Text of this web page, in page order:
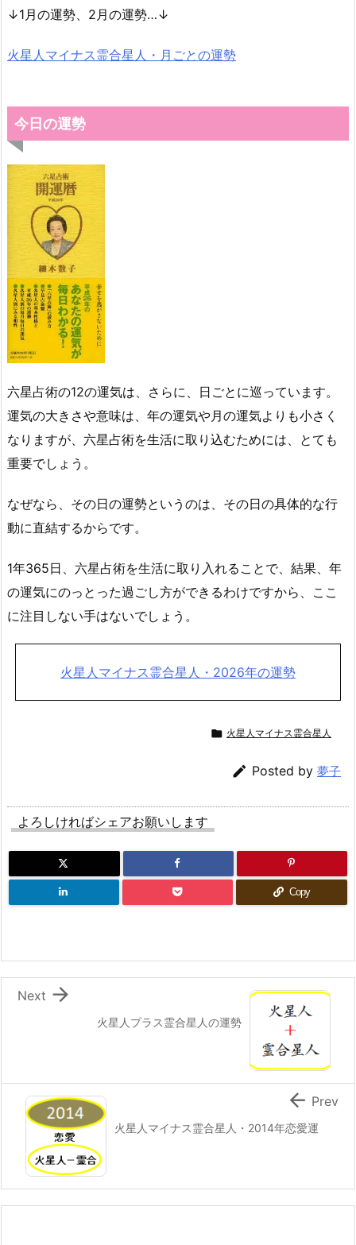
↓1月の運勢、2月の運勢…↓
火星人マイナス霊合星人・月ごとの運勢
今日の運勢
六星占術の12の運気は、さらに、日ごとに巡っています。
運気の大きさや意味は、年の運気や月の運気よりも小さく
なりますが、六星占術を生活に取り込むためには、とても
重要でしょう。
なぜなら、その日の運勢というのは、その日の具体的な行
動に直結するからです。
1年365日、六星占術を生活に取り入れることで、結果、年
の運気にのっとった過ごし方ができるわけですから、ここ
に注目しない手はないでしょう。
火星人マイナス霊合星人・2026年の運勢
 火星人マイナス霊合星人
 Posted by 夢子
よろしければシェアお願いします
Copy
火星人プラス霊合星人の運勢

Next
火星人マイナス霊合星人・2014年恋愛運
 Prev